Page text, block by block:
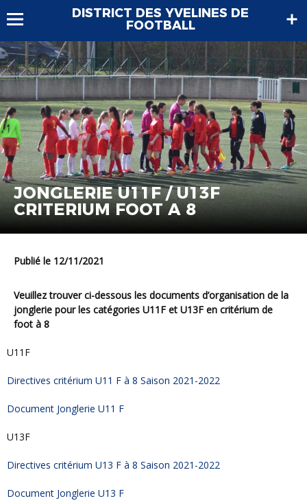
DISTRICT DES YVELINES DE
FOOTBALL
JONGLERIE U11F / U13F
CRITERIUM FOOT A 8
Publié le 12/11/2021
Veuillez trouver ci-dessous les documents d’organisation de la
jonglerie pour les catégories U11F et U13F en critérium de
foot à 8
U11F
Directives critérium U11 F à 8 Saison 2021-2022
Document Jonglerie U11 F
U13F
Directives critérium U13 F à 8 Saison 2021-2022
Document Jonglerie U13 F